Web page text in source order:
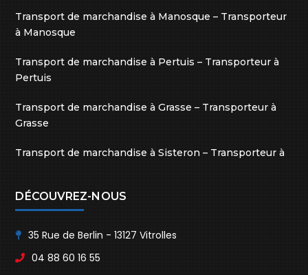
Transport de marchandise à Manosque – Transporteur
à Manosque
Transport de marchandise à Pertuis – Transporteur à
Pertuis
Transport de marchandise à Grasse – Transporteur à
Grasse
Transport de marchandise à Sisteron – Transporteur à
Sisteron
DÉCOUVREZ-NOUS
35 Rue de Berlin - 13127 Vitrolles
04 88 60 16 55